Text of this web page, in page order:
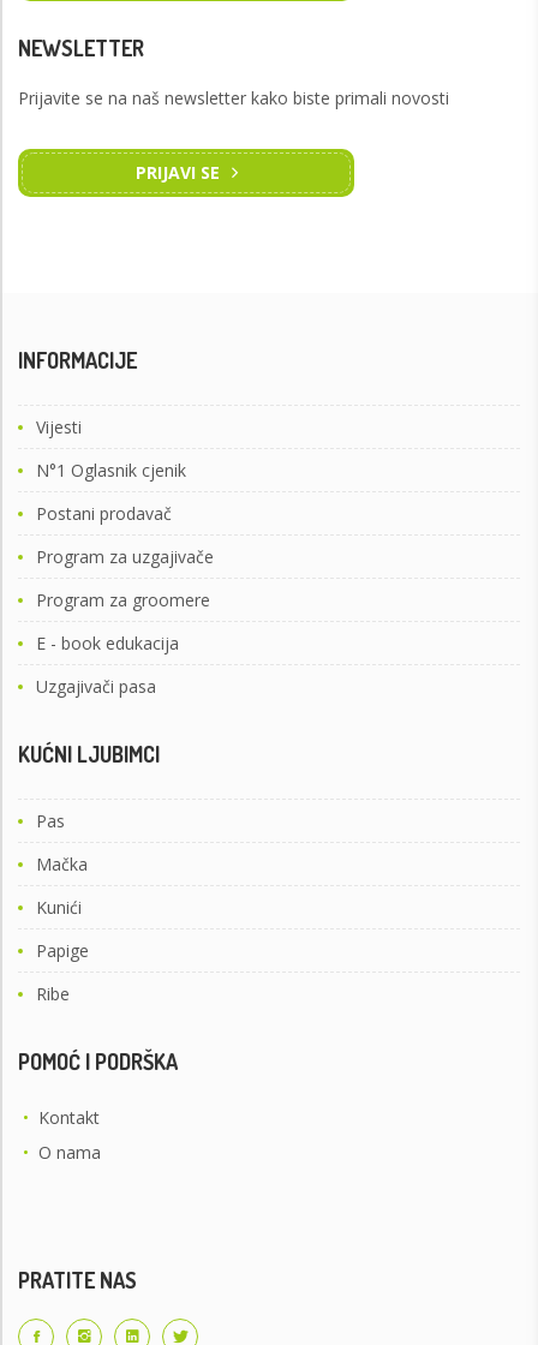
NEWSLETTER
Prijavite se na naš newsletter kako biste primali novosti
PRIJAVI SE
INFORMACIJE
Vijesti
N°1 Oglasnik cjenik
Postani prodavač
Program za uzgajivače
Program za groomere
E - book edukacija
Uzgajivači pasa
KUĆNI LJUBIMCI
Pas
Mačka
Kunići
Papige
Ribe
POMOĆ I PODRŠKA
• Kontakt
• O nama
PRATITE NAS